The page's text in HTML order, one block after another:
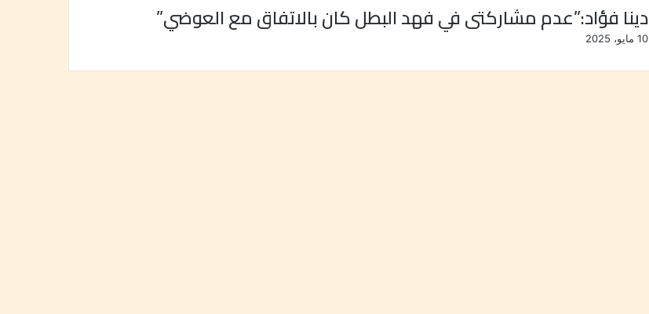
دينا فؤاد:”عدم مشاركتى في فهد البطل كان بالاتفاق مع العوضي”
10 مايو، 2025